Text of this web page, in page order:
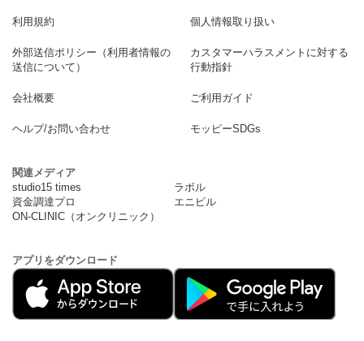
利用規約 個人情報取り扱い
外部送信ポリシー（利用者情報の
送信について）
カスタマーハラスメントに対する
行動指針
会社概要 ご利用ガイド
ヘルプ/お問い合わせ モッピーSDGs
関連メディア
studio15 times
ラボル
資金調達プロ
エニピル
ON-CLINIC（オンクリニック）
アプリをダウンロード